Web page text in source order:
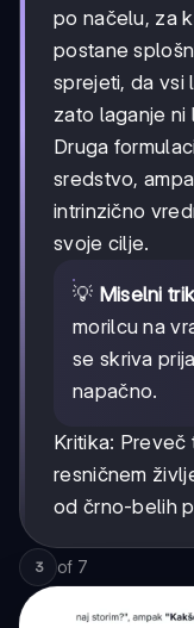
po načelu, za
postane
sprejeti, da vsi
zato laganje ni
Druga
sredstvo,
intrinzično
svoje cilje.
💡 Miselni
morilcu na
se skriva
napačno.
Kritika:
resničnem
od črno-belih
3 of 7